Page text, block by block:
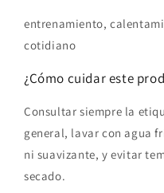
entrenamiento,
cotidiano
¿Cómo cuidar este
Consultar siempre la
general, lavar con agua
ni suavizante, y evitar
secado.